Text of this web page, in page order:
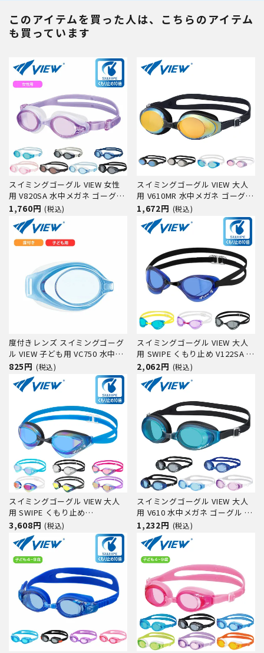
このアイテムを買った人は、こちらのアイテム
も買っています
スイミングゴーグル VIEW 女性
用 V820SA 水中メガネ ゴーグル
水中眼鏡 スイミング プール 競
泳 水泳 ジム フィットネス スイ
ムゴーグル
1,760円 (税込)
スイミングゴーグル VIEW 大人
用 V610MR 水中メガネ ゴーグル
水中眼鏡 スイミング プール 競
泳 水泳 ジム フィットネス スイ
ムゴーグル
1,672円 (税込)
度付きレンズ スイミングゴーグ
ル VIEW 子ども用 VC750 水中メ
ガネ ゴーグル 水中眼鏡 スイミ
ング プール 競泳 水泳 ジム フィ
ットネス スイムゴーグル
825円 (税込)
スイミングゴーグル VIEW 大人
用 SWIPE くもり止め V122SA 水
中メガネ ゴーグル 水中眼鏡 ス
イミング プール 競泳 水泳 ジム
フィットネス スイムゴーグル
2,062円 (税込)
スイミングゴーグル VIEW 大人
用 SWIPE くもり止め
V230SAMC 水中メガネ ゴーグル
水中眼鏡 スイミング プール 競
泳 水泳 ジム フィットネス スイ
ムゴーグル
3,608円 (税込)
スイミングゴーグル VIEW 大人
用 V610 水中メガネ ゴーグル 水
中眼鏡 スイミング プール 競泳
水泳 ジム フィットネス スイム
ゴーグル
1,232円 (税込)